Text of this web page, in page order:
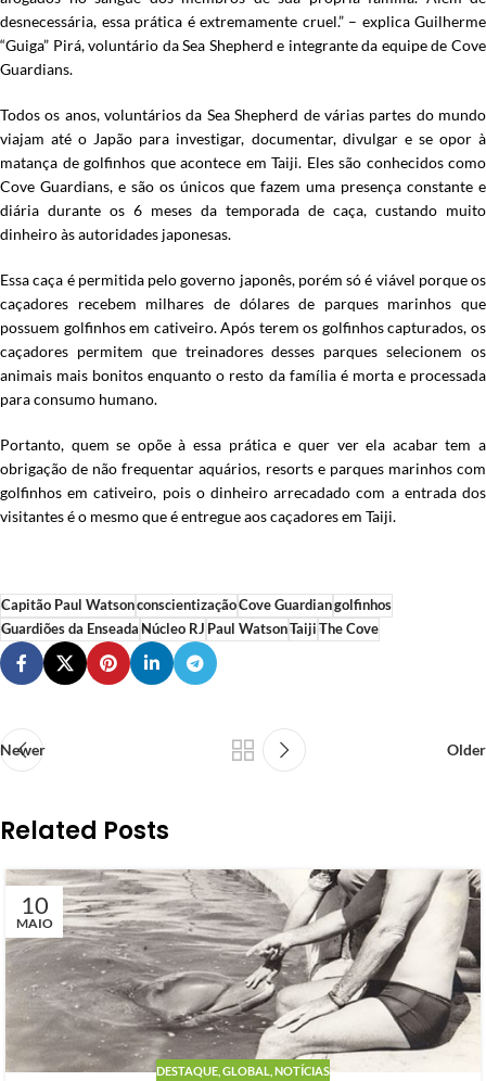
desnecessária, essa prática é extremamente cruel.” – explica Guilherme
“Guiga” Pirá, voluntário da Sea Shepherd e integrante da equipe de Cove
Guardians.
Todos os anos, voluntários da Sea Shepherd de várias partes do mundo
viajam até o Japão para investigar, documentar, divulgar e se opor à
matança de golfinhos que acontece em Taiji. Eles são conhecidos como
Cove Guardians, e são os únicos que fazem uma presença constante e
diária durante os 6 meses da temporada de caça, custando muito
dinheiro às autoridades japonesas.
Essa caça é permitida pelo governo japonês, porém só é viável porque os
caçadores recebem milhares de dólares de parques marinhos que
possuem golfinhos em cativeiro. Após terem os golfinhos capturados, os
caçadores permitem que treinadores desses parques selecionem os
animais mais bonitos enquanto o resto da família é morta e processada
para consumo humano.
Portanto, quem se opõe à essa prática e quer ver ela acabar tem a
obrigação de não frequentar aquários, resorts e parques marinhos com
golfinhos em cativeiro, pois o dinheiro arrecadado com a entrada dos
visitantes é o mesmo que é entregue aos caçadores em Taiji.
Capitão Paul WatsonconscientizaçãoCove Guardiangolfinhos
Guardiões da Enseada Núcleo RJ Paul WatsonTaiji The Cove
Newer Older
Related Posts
10
MAIO
DESTAQUE GLOBAL NOTÍCIAS